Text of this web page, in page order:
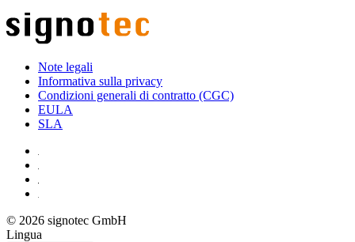
Note legali
Informativa sulla privacy
Condizioni generali di contratto (CGC)
EULA
SLA
© 2026 signotec GmbH
Lingua